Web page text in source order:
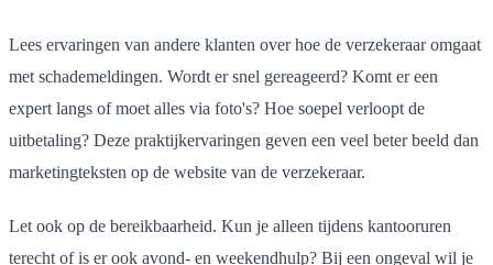
Lees ervaringen van andere klanten over hoe de verzekeraar omgaat
met schademeldingen. Wordt er snel gereageerd? Komt er een
expert langs of moet alles via foto's? Hoe soepel verloopt de
uitbetaling? Deze praktijkervaringen geven een veel beter beeld dan
marketingteksten op de website van de verzekeraar.
Let ook op de bereikbaarheid. Kun je alleen tijdens kantooruren
terecht of is er ook avond- en weekendhulp? Bij een ongeval wil je